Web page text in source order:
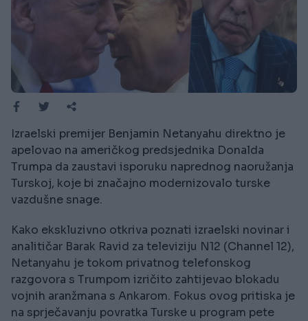
Izraelski premijer Benjamin Netanyahu direktno je
apelovao na američkog predsjednika Donalda
Trumpa da zaustavi isporuku naprednog naoružanja
Turskoj, koje bi značajno modernizovalo turske
vazdušne snage.
Kako ekskluzivno otkriva poznati izraelski novinar i
analitičar Barak Ravid za televiziju N12 (Channel 12),
Netanyahu je tokom privatnog telefonskog
razgovora s Trumpom izričito zahtijevao blokadu
vojnih aranžmana s Ankarom. Fokus ovog pritiska je
na sprječavanju povratka Turske u program pete